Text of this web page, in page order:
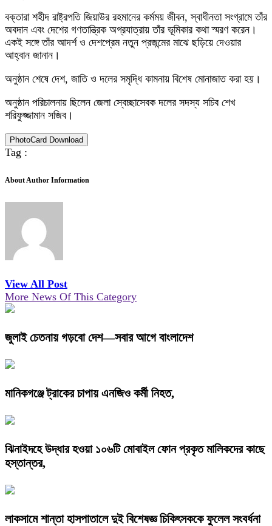
বক্তারা শহীদ রাষ্ট্রপতি জিয়াউর রহমানের কর্মময় জীবন, স্বাধীনতা সংগ্রামে তাঁর
অবদান এবং দেশের গণতান্ত্রিক অগ্রযাত্রায় তাঁর ভূমিকার কথা স্মরণ করেন।
একই সঙ্গে তাঁর আদর্শ ও দেশপ্রেম নতুন প্রজন্মের মাঝে ছড়িয়ে দেওয়ার
আহ্বান জানান।
অনুষ্ঠান শেষে দেশ, জাতি ও দলের সমৃদ্ধি কামনায় বিশেষ মোনাজাত করা হয়।
অনুষ্ঠান পরিচালনায় ছিলেন জেলা স্বেচ্ছাসেবক দলের সদস্য সচিব শেখ
শরিফুজ্জামান সজিব।
PhotoCard Download
Tag :
About Author Information
View All Post
More News Of This Category
জুলাই চেতনায় গড়বো দেশ—সবার আগে বাংলাদেশ
মানিকগঞ্জে ট্রাকের চাপায় এনজিও কর্মী নিহত,
ঝিনাইদহে উদ্ধার হওয়া ১০৬টি মোবাইল ফোন প্রকৃত মালিকদের কাছে
হস্তান্তর,
লাকসামে শান্তা হাসপাতালে দুই বিশেষজ্ঞ চিকিৎসককে ফুলেল সংবর্ধনা